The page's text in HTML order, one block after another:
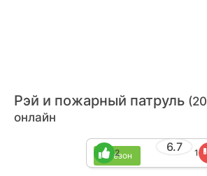
Рэй и пожарный патруль
онлайн
1 сезон
6.7
2 1